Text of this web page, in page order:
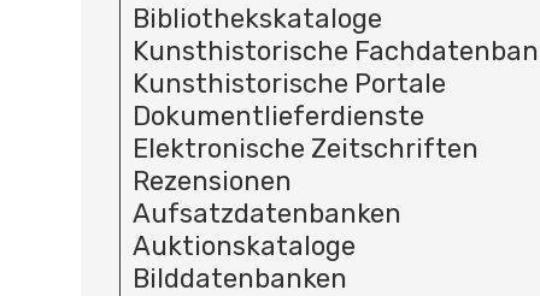
Bibliothekskataloge
Kunsthistorische
Kunsthistorische Portale
Dokumentlieferdienste
Elektronische Zeitschriften
Rezensionen
Aufsatzdatenbanken
Auktionskataloge
Bilddatenbanken